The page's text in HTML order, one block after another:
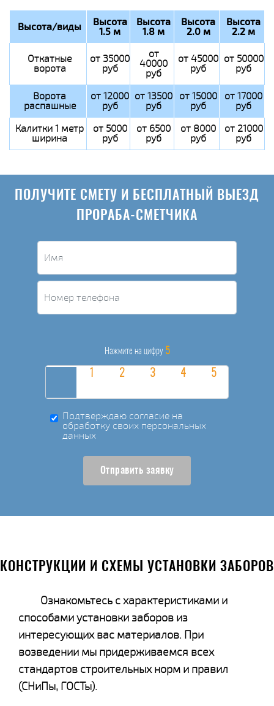
Высота/виды Высота
1.5 м
Высота
1.8 м
Высота
2.0 м
Высота
2.2 м
Откатные
ворота
от 35000
руб
от
40000
руб
от 45000
руб
от 50000
руб
Ворота
распашные
от 12000
руб
от 13500
руб
от 15000
руб
от 17000
руб
Калитки 1 метр
ширина
от 5000
руб
от 6500
руб
от 8000
руб
от 21000
руб
ПОЛУЧИТЕ СМЕТУ И БЕСПЛАТНЫЙ ВЫЕЗД
ПРОРАБА-СМЕТЧИКА
Нажмите на цифру 5
Подтверждаю согласие на
обработку своих персональных
данных
Отправить заявку
КОНСТРУКЦИИ И СХЕМЫ УСТАНОВКИ ЗАБОРОВ
Ознакомьтесь с характеристиками и
способами установки заборов из
интересующих вас материалов. При
возведении мы придерживаемся всех
стандартов строительных норм и правил
(СНиПы, ГОСТы).